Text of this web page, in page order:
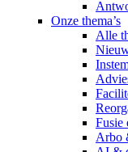
Onze thema’s
Alle
Fusie
Arbo